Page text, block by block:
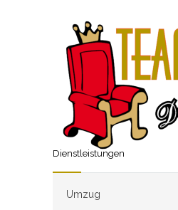
Dienstleistungen
Umzug